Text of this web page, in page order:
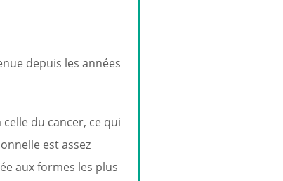
depuis les années
du cancer, ce qui
est assez
aux formes les plus